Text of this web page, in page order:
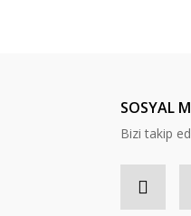
SOSYAL
Bizi takip